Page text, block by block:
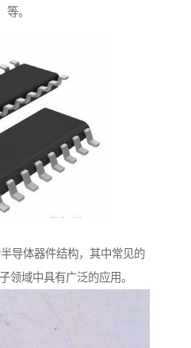
等。
导体器件结构，其中常见的
领域中具有广泛的应用。